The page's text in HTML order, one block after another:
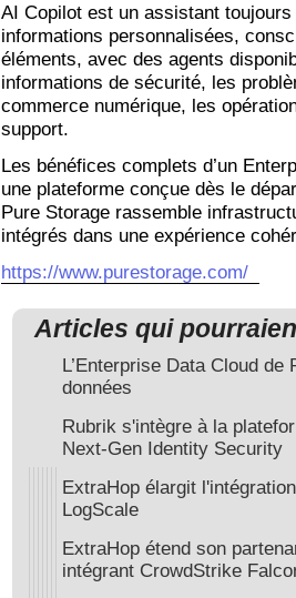
AI Copilot est un assistant
informations personnalisées,
éléments, avec des agents
informations de sécurité, les
commerce numérique, les
support.
Les bénéfices complets d’un
une plateforme conçue dès le
Pure Storage rassemble
intégrés dans une expérience
https://www.purestorage.com/
Articles qui
L’Enterprise Data Cloud
données
Rubrik s'intègre à la
Next-Gen Identity Security
ExtraHop élargit
LogScale
ExtraHop étend son
intégrant CrowdStrike